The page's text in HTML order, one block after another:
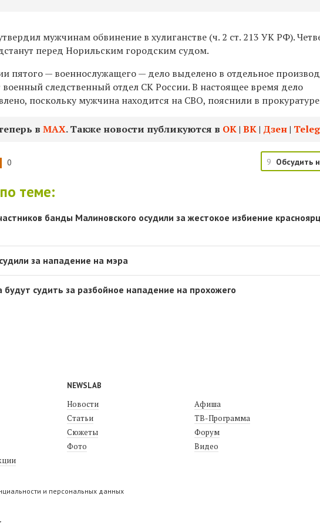
мужчинам обвинение в хулиганстве (ч. 2 ст. 213 УК РФ).
перед Норильским городским судом.
пятого — военнослужащего — дело выделено в отдельное
военный следственный отдел СК России. В настоящее время дело
поскольку мужчина находится на СВО, пояснили в
вМАХ. Также новости публикуются в ОК| ВК| Дзен|
0 9 Обсудить
теме:
банды Малиновского осудили за жестокое избиение
за нападение на мэра
будут судить за разбойное нападение на прохожего
NEWSLAB
Новости
Статьи
Сюжеты
Фото
Афиша
ТВ-Программа
Форум
Видео
и персональных данных